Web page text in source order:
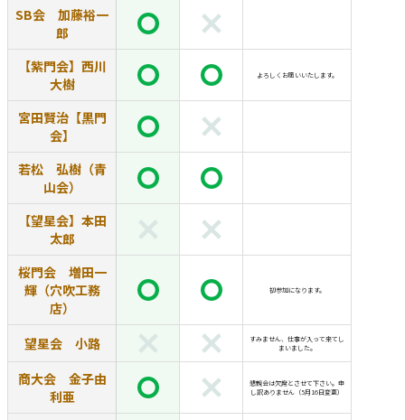
SB会 加藤裕一
郎
【紫門会】西川
大樹
よろしくお願いいたします。
宮田賢治【黒門
会】
若松 弘樹（青
山会）
【望星会】本田
太郎
桜門会 増田一
輝（穴吹工務
店）
初参加になります。
望星会 小路
すみません、仕事が入って来てし
まいました。
商大会 金子由
利亜
懇親会は欠席とさせて下さい。申
し訳ありません（5月16日変更）